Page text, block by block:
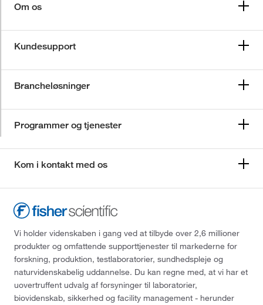
Om os
Kundesupport
Brancheløsninger
Programmer og tjenester
Kom i kontakt med os
Vi holder videnskaben i gang ved at tilbyde over 2,6 millioner
produkter og omfattende supporttjenester til markederne for
forskning, produktion, testlaboratorier, sundhedspleje og
naturvidenskabelig uddannelse. Du kan regne med, at vi har et
uovertruffent udvalg af forsyninger til laboratorier,
biovidenskab, sikkerhed og facility management - herunder